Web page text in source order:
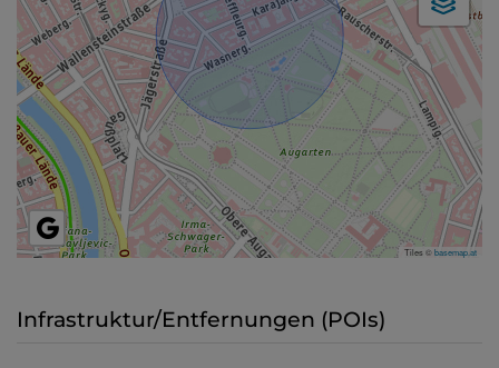
Tiles ©basemap.at
Infrastruktur/Entfernungen (POIs)